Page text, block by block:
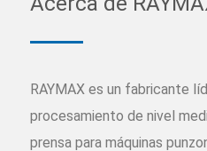
RAYMAX es un fabricante
procesamiento de nivel
prensa para máquinas